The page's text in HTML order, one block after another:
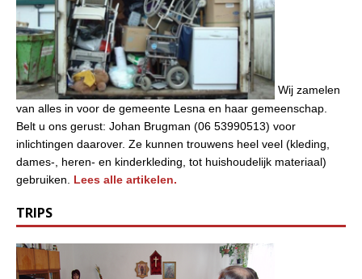
Wij zamelen
van alles in voor de gemeente Lesna en haar gemeenschap.
Belt u ons gerust: Johan Brugman (06 53990513) voor
inlichtingen daarover. Ze kunnen trouwens heel veel (kleding,
dames-, heren- en kinderkleding, tot huishoudelijk materiaal)
gebruiken. Lees alle artikelen.
TRIPS